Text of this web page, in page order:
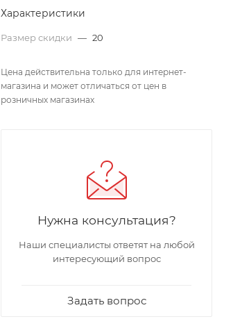
Характеристики
Размер скидки — 20
Цена действительна только для интернет-
магазина и может отличаться от цен в
розничных магазинах
Нужна консультация?
Наши специалисты ответят на любой
интересующий вопрос
Задать вопрос